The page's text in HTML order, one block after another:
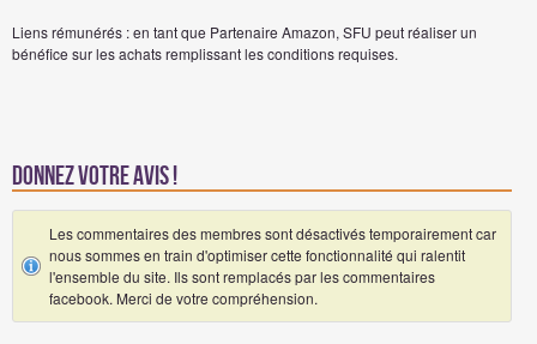
Liens rémunérés : en tant que Partenaire Amazon, SFU peut réaliser un
bénéfice sur les achats remplissant les conditions requises.
Donnez votre avis !
Les commentaires des membres sont désactivés temporairement car
nous sommes en train d'optimiser cette fonctionnalité qui ralentit
l'ensemble du site. Ils sont remplacés par les commentaires
facebook. Merci de votre compréhension.